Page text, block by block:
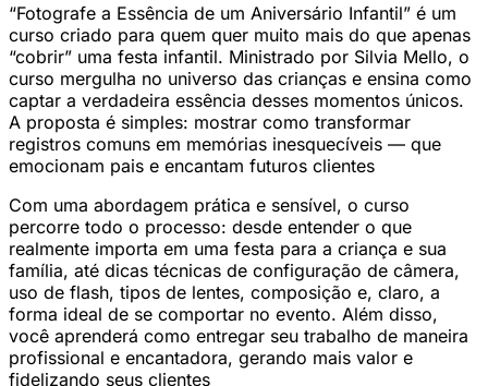
“Fotografe a Essência de um Aniversário Infantil” é um
curso criado para quem quer muito mais do que apenas
“cobrir” uma festa infantil. Ministrado por Silvia Mello, o
curso mergulha no universo das crianças e ensina como
captar a verdadeira essência desses momentos únicos.
A proposta é simples: mostrar como transformar
registros comuns em memórias inesquecíveis — que
emocionam pais e encantam futuros clientes
Com uma abordagem prática e sensível, o curso
percorre todo o processo: desde entender o que
realmente importa em uma festa para a criança e sua
família, até dicas técnicas de configuração de câmera,
uso de flash, tipos de lentes, composição e, claro, a
forma ideal de se comportar no evento. Além disso,
você aprenderá como entregar seu trabalho de maneira
profissional e encantadora, gerando mais valor e
fidelizando seus clientes